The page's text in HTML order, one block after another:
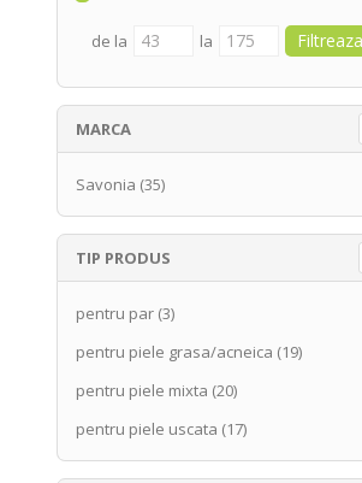
de la la
MARCA
Savonia (35)
TIP PRODUS
pentru par (3)
pentru piele grasa/acneica (19)
pentru piele mixta (20)
pentru piele uscata (17)